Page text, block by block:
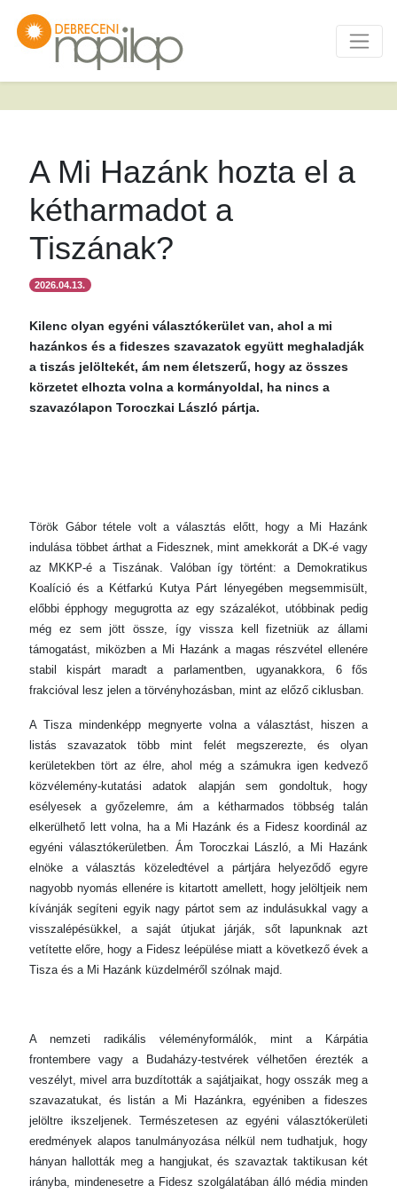
A Mi Hazánk hozta el a
kétharmadot a
Tiszának?
2026.04.13.
Kilenc olyan egyéni választókerület van, ahol a mi
hazánkos és a fideszes szavazatok együtt meghaladják
a tiszás jelöltekét, ám nem életszerű, hogy az összes
körzetet elhozta volna a kormányoldal, ha nincs a
szavazólapon Toroczkai László pártja.
Török Gábor tétele volt a választás előtt, hogy a Mi Hazánk
indulása többet árthat a Fidesznek, mint amekkorát a DK-é vagy
az MKKP-é a Tiszának. Valóban így történt: a Demokratikus
Koalíció és a Kétfarkú Kutya Párt lényegében megsemmisült,
előbbi épphogy megugrotta az egy százalékot, utóbbinak pedig
még ez sem jött össze, így vissza kell fizetniük az állami
támogatást, miközben a Mi Hazánk a magas részvétel ellenére
stabil kispárt maradt a parlamentben, ugyanakkora, 6 fős
frakcióval lesz jelen a törvényhozásban, mint az előző ciklusban.
A Tisza mindenképp megnyerte volna a választást, hiszen a
listás szavazatok több mint felét megszerezte, és olyan
kerületekben tört az élre, ahol még a számukra igen kedvező
közvélemény-kutatási adatok alapján sem gondoltuk, hogy
esélyesek a győzelemre, ám a kétharmados többség talán
elkerülhető lett volna, ha a Mi Hazánk és a Fidesz koordinál az
egyéni választókerületben. Ám Toroczkai László, a Mi Hazánk
elnöke a választás közeledtével a pártjára helyeződő egyre
nagyobb nyomás ellenére is kitartott amellett, hogy jelöltjeik nem
kívánják segíteni egyik nagy pártot sem az indulásukkal vagy a
visszalépésükkel, a saját útjukat járják, sőt lapunknak azt
vetítette előre, hogy a Fidesz leépülése miatt a következő évek a
Tisza és a Mi Hazánk küzdelméről szólnak majd.
A nemzeti radikális véleményformálók, mint a Kárpátia
frontembere vagy a Budaházy-testvérek vélhetően érezték a
veszélyt, mivel arra buzdították a sajátjaikat, hogy osszák meg a
szavazatukat, és listán a Mi Hazánkra, egyéniben a fideszes
jelöltre ikszeljenek. Természetesen az egyéni választókerületi
eredmények alapos tanulmányozása nélkül nem tudhatjuk, hogy
hányan hallották meg a hangjukat, és szavaztak taktikusan két
irányba, mindenesetre a Fidesz szolgálatában álló média minden